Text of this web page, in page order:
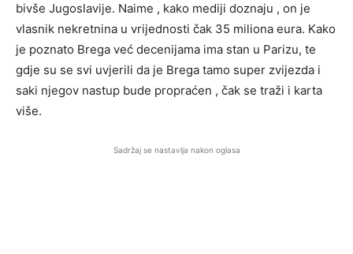
bivše Jugoslavije. Naime , kako mediji doznaju , on je
vlasnik nekretnina u vrijednosti čak 35 miliona eura. Kako
je poznato Brega već decenijama ima stan u Parizu, te
gdje su se svi uvjerili da je Brega tamo super zvijezda i
saki njegov nastup bude propraćen , čak se traži i karta
više.
Sadržaj se nastavlja nakon oglasa